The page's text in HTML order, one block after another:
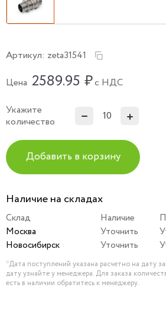
Артикул: zeta31541
Цена 2589.95 ₽с НДС
Укажите
количество
Добавить в корзину
Наличие на складах
Склад Наличие
Москва
Уточнить
Новосибирск
Уточнить
*Дата поступлений указана расчетно на дату
дату узнайте у менеджера. Для заказа
есть в наличии обратитесь к менеджеру.